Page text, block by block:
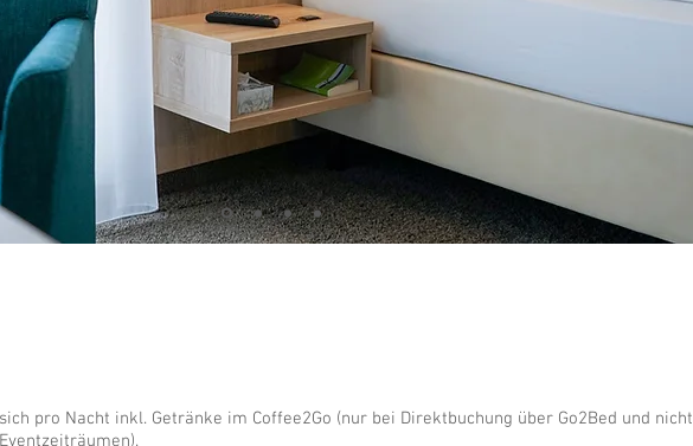
pro Nacht inkl. Getränke im Coffee2Go (nur bei Direktbuchung über Go2Bed und nicht